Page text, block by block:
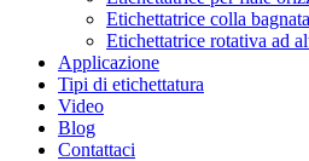
Etichettatrice colla bagnata
Etichettatrice rotativa ad
Applicazione
Tipi di etichettatura
Video
Blog
Contattaci